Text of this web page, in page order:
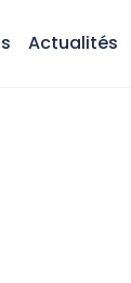
Actualités